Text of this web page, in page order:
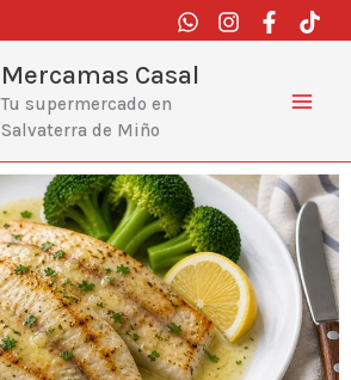
Mercamas Casal
Tu supermercado en
Salvaterra de Miño